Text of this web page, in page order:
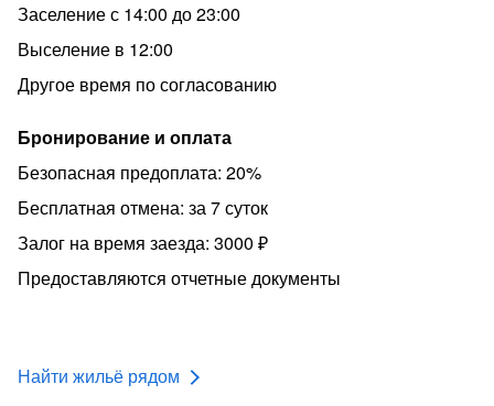
Заселение с 14:00 до 23:00
Выселение в 12:00
Другое время по согласованию
Бронирование и оплата
Безопасная предоплата: 20%
Бесплатная отмена: за 7 суток
Залог на время заезда: 3000 ₽
Предоставляются отчетные документы
Найти жильё рядом